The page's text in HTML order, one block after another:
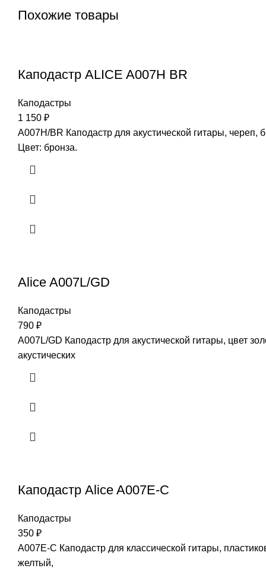
Похожие товары
Каподастр ALICE A007H BR
Каподастры
1 150 ₽
A007H/BR Каподастр для акустической гитары,
Цвет: бронза.
Alice A007L/GD
Каподастры
790 ₽
A007L/GD Каподастр для акустической гитары, цвет
акустических
Каподастр Alice A007E-C
Каподастры
350 ₽
A007E-C Каподастр для классической гитары,
желтый,